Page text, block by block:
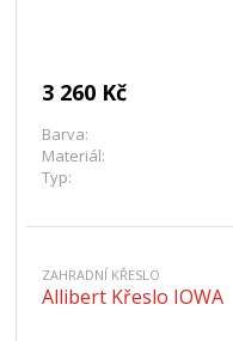
3 260 Kč
Barva:
Materiál:
Typ:
ZAHRADNÍ KŘESLO
Allibert Křeslo IOWA